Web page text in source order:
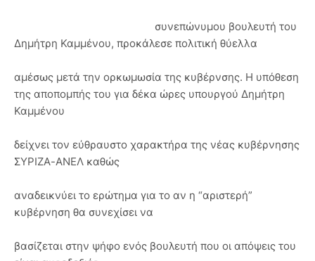
συνεπώνυμου βουλευτή του
Δημήτρη Καμμένου, προκάλεσε πολιτική θύελλα
αμέσως μετά την ορκωμωσία της κυβέρνσης. Η υπόθεση
της αποπομπής του για δέκα ώρες υπουργού Δημήτρη
Καμμένου
δείχνει τον εύθραυστο χαρακτήρα της νέας κυβέρνησης
ΣΥΡΙΖΑ-ΑΝΕΛ καθώς
αναδεικνύει το ερώτημα για το αν η “αριστερή”
κυβέρνηση θα συνεχίσει να
βασίζεται στην ψήφο ενός βουλευτή που οι απόψεις του